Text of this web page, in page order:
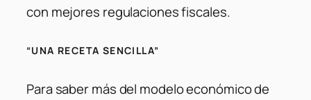
con mejores regulaciones fiscales.
“UNA RECETA SENCILLA”
Para saber más del modelo económico de